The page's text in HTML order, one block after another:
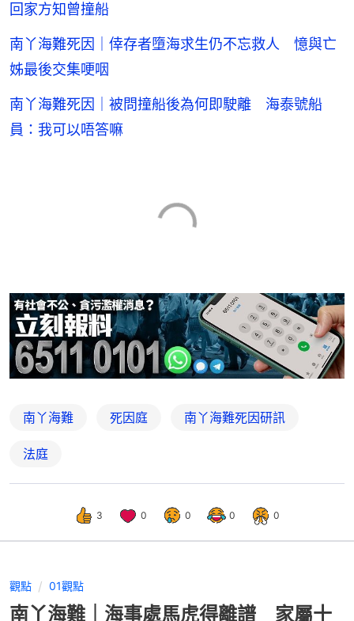
回家方知曾撞船
南丫海難死因｜倖存者墮海求生仍不忘救人 憶與亡
姊最後交集哽咽
南丫海難死因｜被問撞船後為何即駛離 海泰號船
員：我可以唔答嘛
南丫海難 死因庭 南丫海難死因研訊
法庭
3 0 0 0 0
觀點 01觀點
南丫海難｜海事處馬虎得離譜 家屬十